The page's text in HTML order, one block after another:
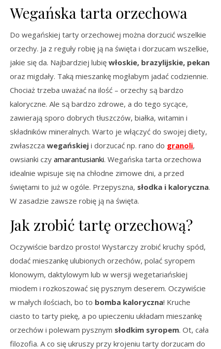
Wegańska tarta orzechowa
Do wegańskiej tarty orzechowej można dorzucić wszelkie
orzechy. Ja z reguły robię ją na święta i dorzucam wszelkie,
jakie się da. Najbardziej lubię włoskie, brazylijskie, pekan
oraz migdały. Taką mieszankę mogłabym jadać codziennie.
Chociaż trzeba uważać na ilość – orzechy są bardzo
kaloryczne. Ale są bardzo zdrowe, a do tego sycące,
zawierają sporo dobrych tłuszczów, białka, witamin i
składników mineralnych. Warto je włączyć do swojej diety,
zwłaszcza wegańskiej i dorzucać np. rano do granoli,
owsianki czy amarantusianki. Wegańska tarta orzechowa
idealnie wpisuje się na chłodne zimowe dni, a przed
świętami to już w ogóle. Przepyszna, słodka i kaloryczna.
W zasadzie zawsze robię ją na święta.
Jak zrobić tartę orzechową?
Oczywiście bardzo prosto! Wystarczy zrobić kruchy spód,
dodać mieszankę ulubionych orzechów, polać syropem
klonowym, daktylowym lub w wersji wegetariańskiej
miodem i rozkoszować się pysznym deserem. Oczywiście
w małych ilościach, bo to bomba kaloryczna! Kruche
ciasto to tarty piekę, a po upieczeniu układam mieszankę
orzechów i polewam pysznym słodkim syropem. Ot, cała
filozofia. A co się ukruszy przy krojeniu tarty dorzucam do